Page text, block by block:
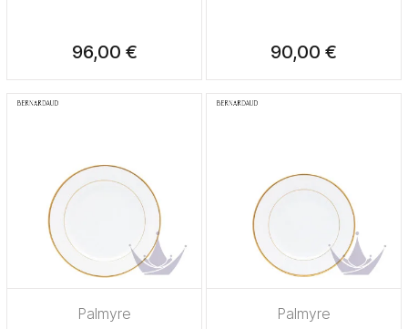
96,00 € 90,00 €
Palmyre Palmyre